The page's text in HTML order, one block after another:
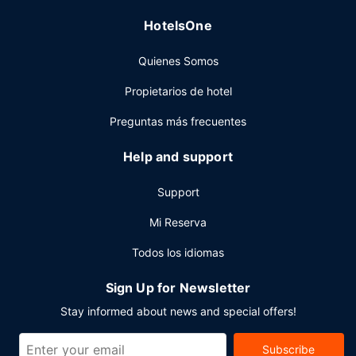
recepción las 24 horas y consigna de equipaje a tu
En este hotel tienes a tu disposición 2601 metros
cuadrados de espacio con zona para conferencias y 18
salas de reuniones. Hay un aparcamiento sin asistencia (de
HotelsOne
Quienes Somos
Propietarios de hotel
Preguntas más frecuentes
Help and support
Support
Mi Reserva
Todos los idiomas
Sign Up for Newsletter
Stay informed about news and special offers!
Subscribe